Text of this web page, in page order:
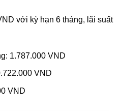
với kỳ hạn 6 tháng, lãi suất
1.787.000 VND
VND
VND